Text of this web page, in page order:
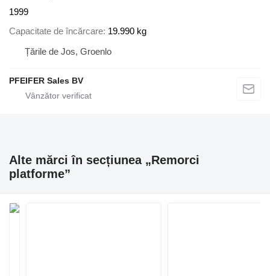
1999
Capacitate de încărcare 19.990 kg
Țările de Jos, Groenlo
PFEIFER Sales BV
Alte mărci în secțiunea „Remorci
platforme”